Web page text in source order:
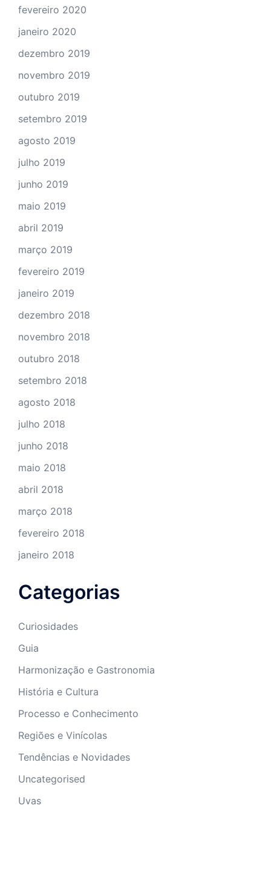
fevereiro 2020
janeiro 2020
dezembro 2019
novembro 2019
outubro 2019
setembro 2019
agosto 2019
julho 2019
junho 2019
maio 2019
abril 2019
março 2019
fevereiro 2019
janeiro 2019
dezembro 2018
novembro 2018
outubro 2018
setembro 2018
agosto 2018
julho 2018
junho 2018
maio 2018
abril 2018
março 2018
fevereiro 2018
janeiro 2018
Categorias
Curiosidades
Guia
Harmonização e Gastronomia
História e Cultura
Processo e Conhecimento
Regiões e Vinícolas
Tendências e Novidades
Uncategorised
Uvas